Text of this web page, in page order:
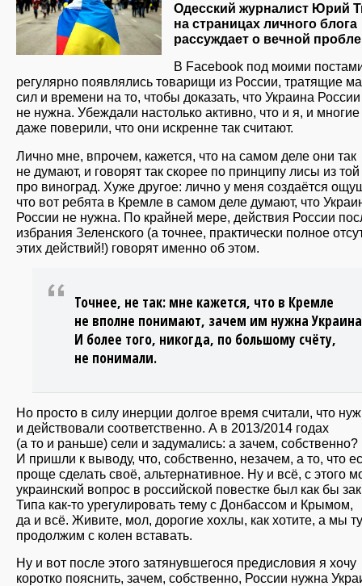
Одесский журналист Юрий
на страницах личного блога
рассуждает о вечной
В Facebook под моими
регулярно появлялись товарищи из России, тратящие
сил и времени на то, чтобы доказать, что Украина России
не нужна. Убеждали настолько активно, что и я, и многие
даже поверили, что они искренне так считают.
Лично мне, впрочем, кажется, что на самом деле они так
не думают, и говорят так скорее по принципу лисы из
про виноград. Хуже другое: лично у меня создаётся
что вот ребята в Кремле в самом деле думают, что
России не нужна. По крайней мере, действия России
избрания Зеленского (а точнее, практически полное
этих действий!) говорят именно об этом.
Точнее, не так: мне кажется, что в Кремле
не вполне понимают, зачем им нужна
И более того, никогда, по большому счёту,
не понимали.
Но просто в силу инерции долгое время считали, что
и действовали соответственно. А в 2013/2014 годах
(а то и раньше) сели и задумались: а зачем, собственно?
И пришли к выводу, что, собственно, незачем, а то, что
проще сделать своё, альтернативное. Ну и всё, с этого
украинский вопрос в российской повестке был как бы
Типа как-то урегулировать тему с Донбассом и Крымом,
да и всё. Живите, мол, дорогие хохлы, как хотите, а мы
продолжим с колен вставать.
Ну и вот после этого затянувшегося предисловия я хочу
коротко пояснить, зачем, собственно, России нужна